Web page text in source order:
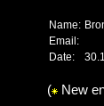
Name:
Email:
Date:
(
New